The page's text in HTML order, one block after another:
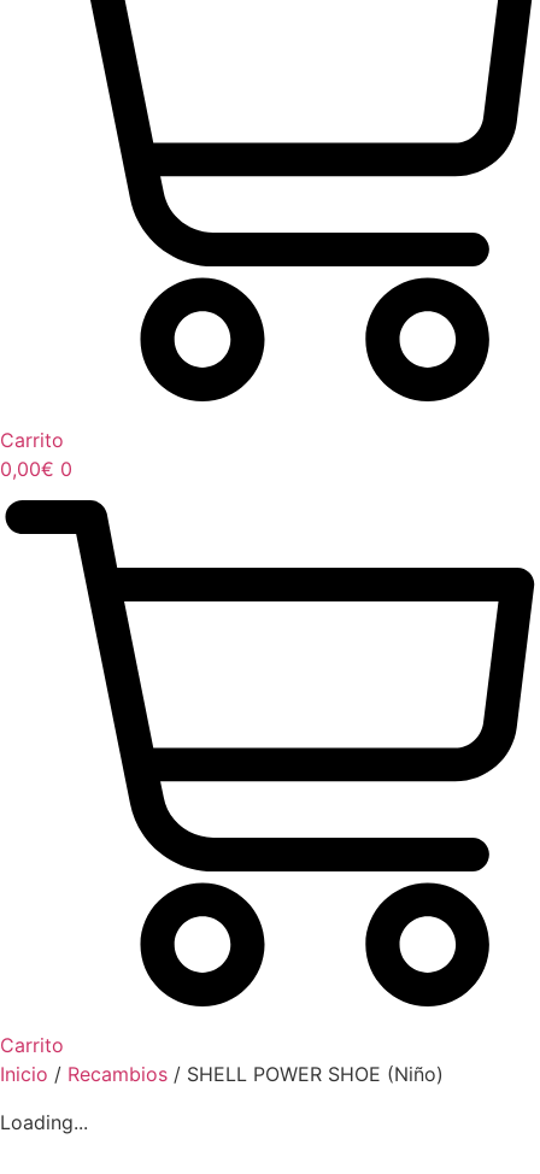
Carrito
0,00€ 0
Carrito
Inicio / Recambios / SHELL POWER SHOE (Niño)
Loading...